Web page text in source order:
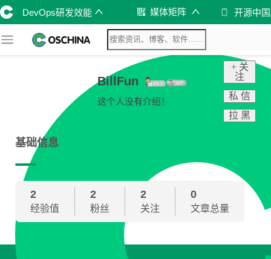
DevOps研发效能 媒体矩阵 开源中
BillFun
这个人没有介绍！
+ 关
注
私 信
拉 黑
基础信息
2
经验值
2
粉丝
2
关注
0
文章总量